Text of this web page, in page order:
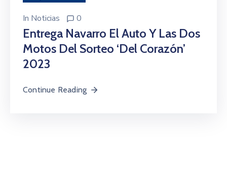
In Noticias 0
Entrega Navarro El Auto Y Las Dos
Motos Del Sorteo ‘Del Corazón’
2023
Continue Reading